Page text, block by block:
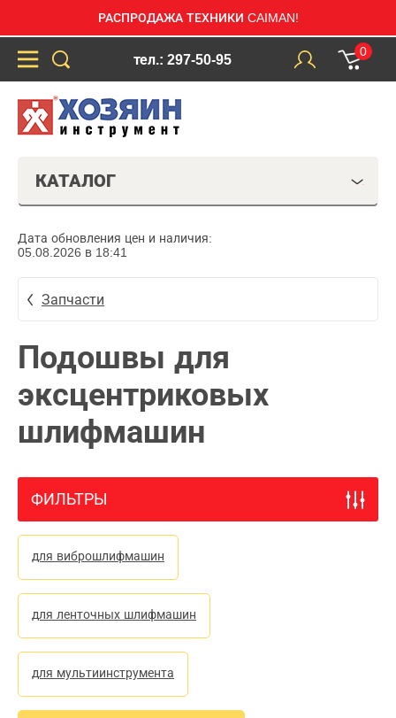
РАСПРОДАЖА ТЕХНИКИ CAIMAN!
тел.: 297-50-95
0
КАТАЛОГ
Дата обновления цен и наличия:
05.08.2026 в 18:41
Запчасти
Подошвы для
эксцентриковых
шлифмашин
ФИЛЬТРЫ
для виброшлифмашин
для ленточных шлифмашин
для мультиинструмента